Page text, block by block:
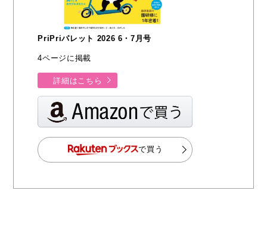
PriPriパレット 2026 6・7月号
4ページに掲載
詳細はこちら
で買う